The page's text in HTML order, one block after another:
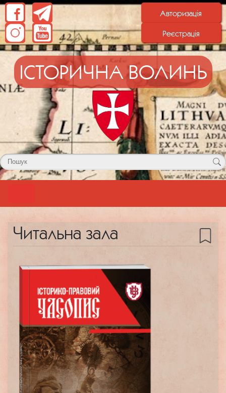
Авторизація
Реєстрація
ІСТОРИЧНА ВОЛИНЬ
Читальна зала